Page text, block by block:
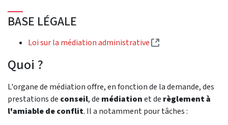
BASE LÉGALE
Loi sur la médiation administrative (Lien externe)
Quoi ?
L'organe de médiation offre, en fonction de la demande, des
prestations de conseil, de médiationet de règlement à
l'amiable de conflit. Il a notamment pour tâches :